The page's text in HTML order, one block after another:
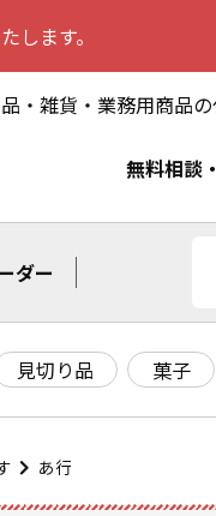
します。
・雑貨・業務用商品
無料相談
ダー
見切り品 菓子
あ行